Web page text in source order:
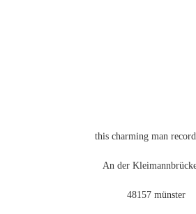
this charming man
An der
48157 münster